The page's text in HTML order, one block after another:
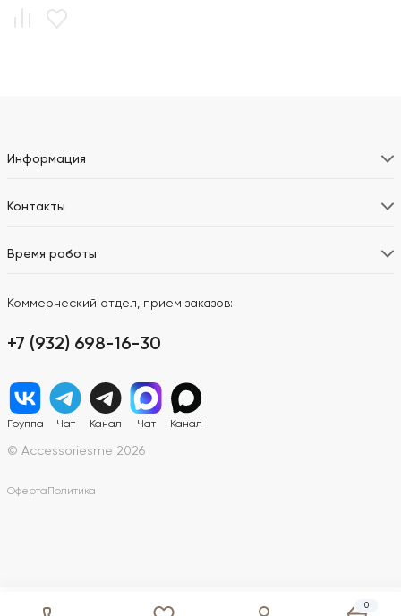
0
Информация
Контакты
Время работы
Коммерческий отдел, прием заказов:
+7 (932) 698-16-30
Группа Чат Канал Чат Канал
© Accessoriesme 2026
Оферта Политика